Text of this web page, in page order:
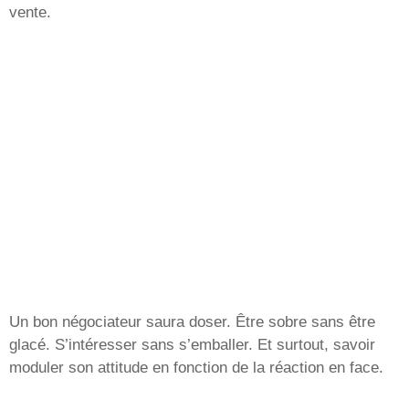
vente.
Un bon négociateur saura doser. Être sobre sans être
glacé. S’intéresser sans s’emballer. Et surtout, savoir
moduler son attitude en fonction de la réaction en face.